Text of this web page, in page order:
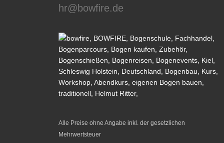
hr@bowfire.de
Alle Preise ohne Angabe inkl. der gesetzlichen
Mehrwertsteuer